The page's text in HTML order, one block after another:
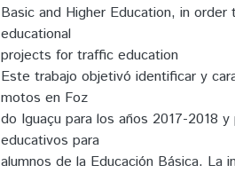
Basic and Higher Education, in
educational
projects for traffic education
Este trabajo objetivó identificar y
motos en Foz
do Iguaçu para los años 2017-2018
educativos para
alumnos de la Educación Básica. La